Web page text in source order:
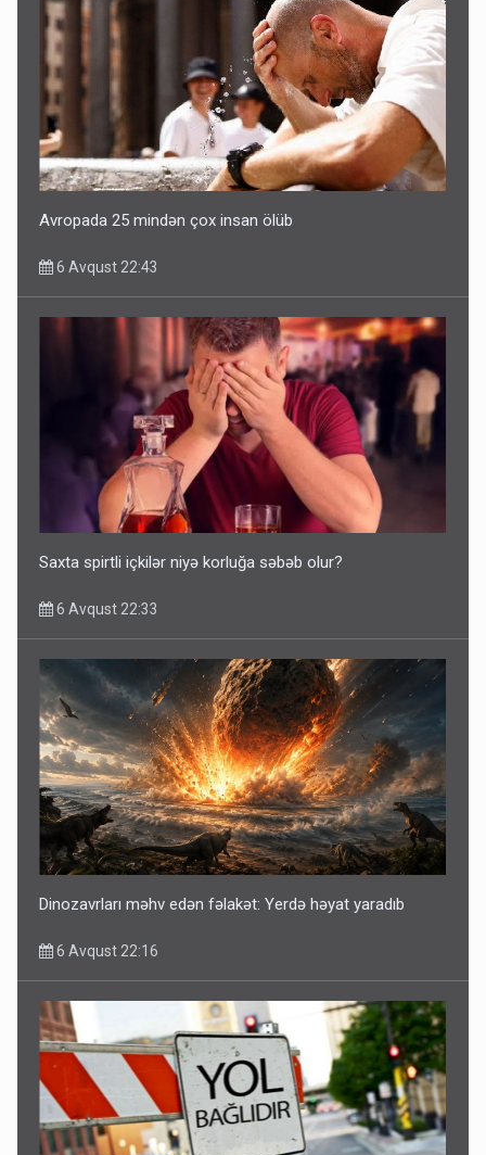
Avropada 25 mindən çox insan ölüb
6 Avqust 22:43
Saxta spirtli içkilər niyə korluğa səbəb olur?
6 Avqust 22:33
Dinozavrları məhv edən fəlakət: Yerdə həyat yaradıb
6 Avqust 22:16